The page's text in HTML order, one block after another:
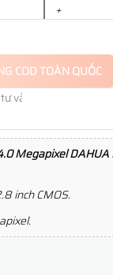
+
COD TOÀN QUỐC
Megapixel DAHUA
inch CMOS.